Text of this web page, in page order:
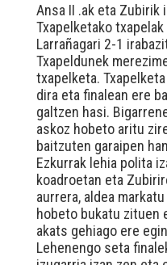
Ansa II .ak eta Zubirik
Txapelketako
Larrañagari 2-1
Txapeldunek
txapelketa.
dira eta finalean ere
galtzen hasi.
askoz hobeto aritu
baitzuten garaipen
Ezkurrak lehia polita
koadroetan eta
aurrera, aldea
hobeto bukatu zituen
akats gehiago ere
Lehenengo seta